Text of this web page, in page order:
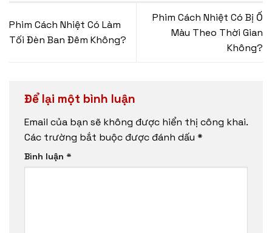
Phim Cách Nhiệt Có Làm
Tối Đèn Ban Đêm Không?
Phim Cách Nhiệt Có Bị Ố
Màu Theo Thời Gian
Không?
Để lại một bình luận
Email của bạn sẽ không được hiển thị công khai.
Các trường bắt buộc được đánh dấu *
Bình luận *